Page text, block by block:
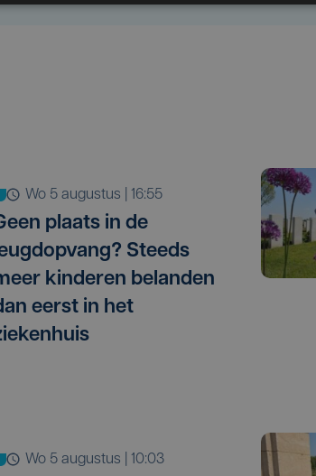
wo 5 augustus | 16:55
plaats in de
Steeds
kinderen belanden
eerst in het
wo 5 augustus | 10:03